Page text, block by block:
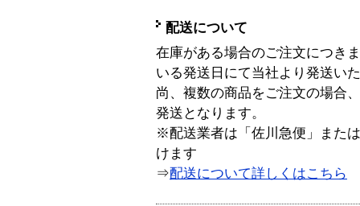
配送について
在庫がある場合のご注文につき
いる発送日にて当社より発送い
尚、複数の商品をご注文の場合
発送となります。
※配送業者は「佐川急便」また
けます
⇒配送について詳しくはこちら